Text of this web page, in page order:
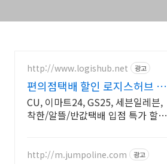
http://www.logishub.net 광고
편의점택배 할인 로지스허브 빠
른 배송은 퀵서비스 예약!
CU, 이마트24, GS25, 세븐일레븐,
착한/알뜰/반값택배 입점 특가 할인
http://m.jumpoline.com 광고